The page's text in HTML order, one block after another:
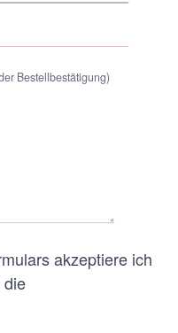
Bestellbestätigung)
akzeptiere ich
die